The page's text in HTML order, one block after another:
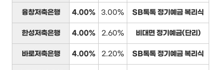
융창저축은행 4.00% 3.00% SB톡톡 정기예금 복리식
한성저축은행 4.00% 2.60% 비대면 정기예금(단리)
바로저축은행 4.00% 2.20% SB톡톡 정기예금 복리식